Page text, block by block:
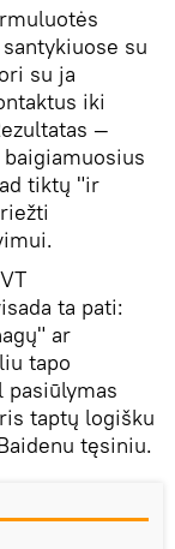
su
su ja
iki
—
tiktų "ir
ta pati:
ar
tapo
taptų logišku
tęsiniu.